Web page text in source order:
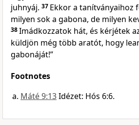
juhnyáj. 37 Ekkor a tanítványaihoz
milyen sok a gabona, de milyen
38Imádkozzatok hát, és kérjétek
küldjön még több aratót, hogy
gabonáját!”
Footnotes
Máté 9:13Idézet: Hós 6:6.